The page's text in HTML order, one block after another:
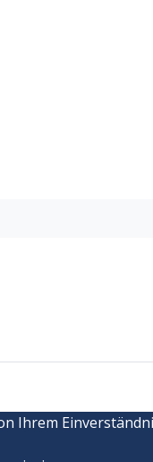
Ihrem